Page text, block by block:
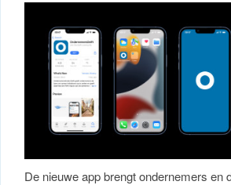
De nieuwe app brengt ondernemers en